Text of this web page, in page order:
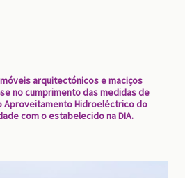
arquitectónicos e maciços
no cumprimento das medidas de
Aproveitamento Hidroeléctrico do
com o estabelecido na DIA.